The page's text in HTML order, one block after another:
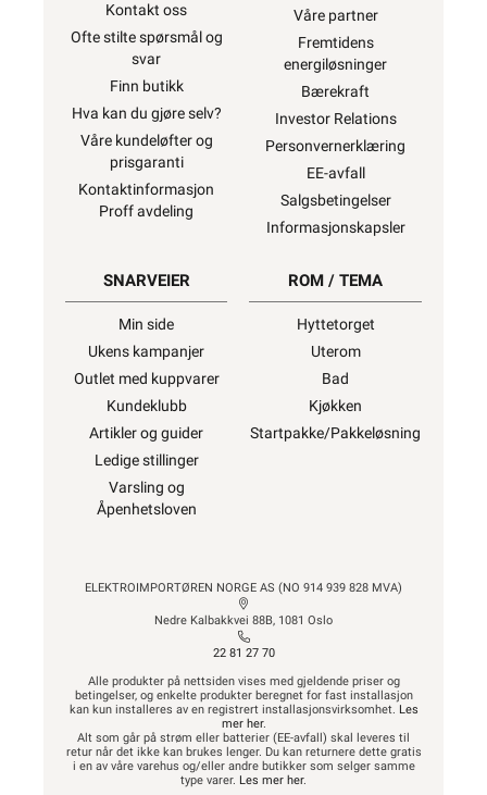
Kontakt oss
Ofte stilte spørsmål og
svar
Finn butikk
Hva kan du gjøre selv?
Våre kundeløfter og
prisgaranti
Kontaktinformasjon
Proff avdeling
Våre partner
Fremtidens
energiløsninger
Bærekraft
Investor Relations
Personvernerklæring
EE-avfall
Salgsbetingelser
Informasjonskapsler
SNARVEIER
Min side
Ukens kampanjer
Outlet med kuppvarer
Kundeklubb
Artikler og guider
Ledige stillinger
Varsling og
Åpenhetsloven
ROM / TEMA
Hyttetorget
Uterom
Bad
Kjøkken
Startpakke/Pakkeløsning
ELEKTROIMPORTØREN NORGE AS (NO 914 939 828 MVA)
Nedre Kalbakkvei 88B, 1081 Oslo
22 81 27 70
Alle produkter på nettsiden vises med gjeldende priser og
betingelser, og enkelte produkter beregnet for fast installasjon
kan kun installeres av en registrert installasjonsvirksomhet. Les
mer her.
Alt som går på strøm eller batterier (EE-avfall) skal leveres til
retur når det ikke kan brukes lenger. Du kan returnere dette gratis
i en av våre varehus og/eller andre butikker som selger samme
type varer. Les mer her.